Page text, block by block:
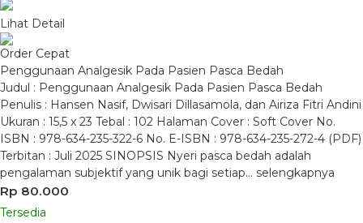
Lihat Detail
Order Cepat
Penggunaan Analgesik Pada Pasien Pasca Bedah
Judul : Penggunaan Analgesik Pada Pasien Pasca Bedah
Penulis : Hansen Nasif, Dwisari Dillasamola, dan Airiza Fitri Andini
Ukuran : 15,5 x 23 Tebal : 102 Halaman Cover : Soft Cover No.
ISBN : 978-634-235-322-6 No. E-ISBN : 978-634-235-272-4 (PDF)
Terbitan : Juli 2025 SINOPSIS Nyeri pasca bedah adalah
pengalaman subjektif yang unik bagi setiap… selengkapnya
Rp 80.000
Tersedia